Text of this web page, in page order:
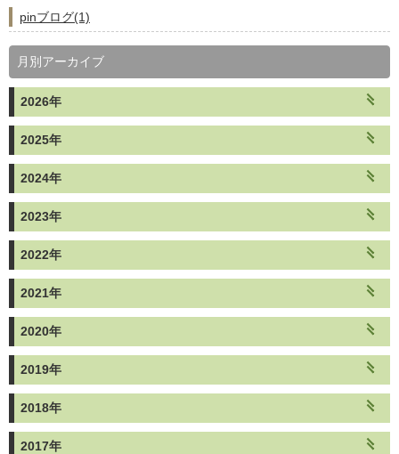
pinブログ(1)
月別アーカイブ
2026年
2025年
2024年
2023年
2022年
2021年
2020年
2019年
2018年
2017年